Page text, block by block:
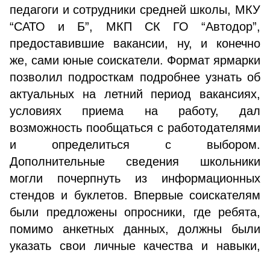
педагоги и сотрудники средней школы, МКУ
“САТО и Б”, МКП СК ГО “Автодор”,
предоставившие вакансии, ну, и конечно
же, сами юные соискатели. Формат ярмарки
позволил подросткам подробнее узнать об
актуальных на летний период вакансиях,
условиях приема на работу, дал
возможность пообщаться с работодателями
и определиться с выбором.
Дополнительные сведения школьники
могли почерпнуть из информационных
стендов и буклетов. Впервые соискателям
были предложены опросники, где ребята,
помимо анкетных данных, должны были
указать свои личные качества и навыки,